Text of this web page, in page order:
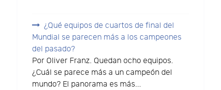
¿Qué equipos de cuartos de final del
Mundial se parecen más a los campeones
del pasado?
Por Oliver Franz. Quedan ocho equipos.
¿Cuál se parece más a un campeón del
mundo? El panorama es más...